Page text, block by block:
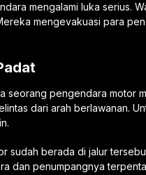
mengalami luka serius.
mengevakuasi para
pengendara motor
dari arah berlawanan.
sudah berada di jalur
dan penumpangnya